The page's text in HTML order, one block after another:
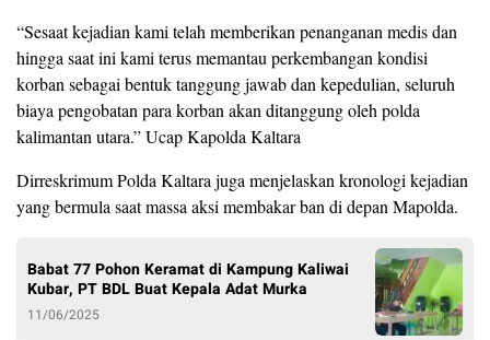
“Sesaat kejadian kami telah memberikan penanganan medis dan
hingga saat ini kami terus memantau perkembangan kondisi
korban sebagai bentuk tanggung jawab dan kepedulian, seluruh
biaya pengobatan para korban akan ditanggung oleh polda
kalimantan utara.” Ucap Kapolda Kaltara
Dirreskrimum Polda Kaltara juga menjelaskan kronologi kejadian
yang bermula saat massa aksi membakar ban di depan Mapolda.
Babat 77 Pohon Keramat di Kampung Kaliwai
Kubar, PT BDL Buat Kepala Adat Murka
11/06/2025